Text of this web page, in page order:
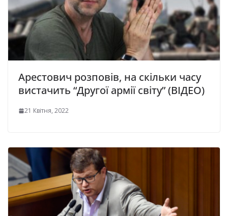
Арестович розповів, на скільки часу
вистачить “Другої армії світу” (ВІДЕО)
21 Квітня, 2022